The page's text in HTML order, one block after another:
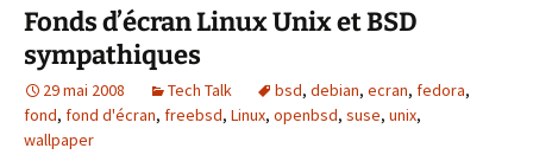
Fonds d’écran Linux Unix et BSD
sympathiques
29 mai 2008 Tech Talk bsd, debian, ecran, fedora,
fond, fond d'écran, freebsd, Linux, openbsd, suse, unix,
wallpaper